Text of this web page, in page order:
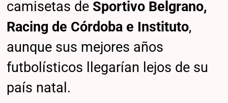
camisetas de Sportivo Belgrano,
Racing de Córdoba e Instituto,
aunque sus mejores años
futbolísticos llegarían lejos de su
país natal.